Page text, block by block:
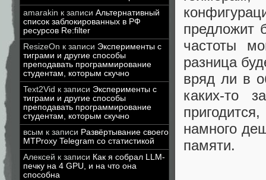
amarakin к записи Альтернативный
список заблокированных в РФ
ресурсов Re:filter
ResizeOn к записи Эксперименты с
тиграми и другие способы
преподавать программирование
студентам, которым скучно
Text2Vid к записи Эксперименты с
тиграми и другие способы
преподавать программирование
студентам, которым скучно
всым к записи Развёртывание своего
MTProxy Telegram со статистикой
Алексей к записи Как я собрал LLM-
печку на 4 GPU, и на что она
способна
предложит
частоты
разница
вряд ли в
каких-то
намного
памяти.